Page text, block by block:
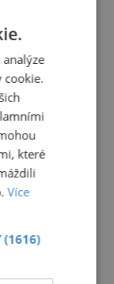
a nové
1dcl
čerstvá
nasekat
cookie.
které
Více
(1616)